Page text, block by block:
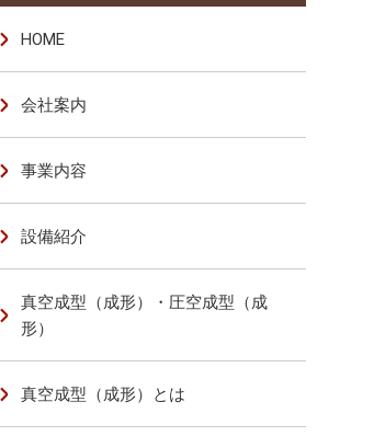
HOME
会社案内
事業内容
設備紹介
真空成型（成形）・圧空成型（成
形）
真空成型（成形）とは